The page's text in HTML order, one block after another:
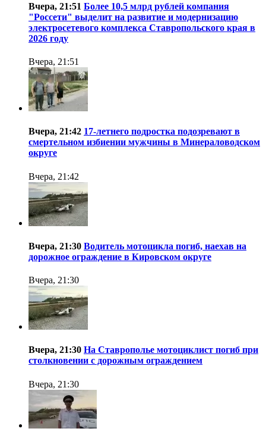
Вчера, 21:51 Более 10,5 млрд рублей компания
"Россети" выделит на развитие и модернизацию
электросетевого комплекса Ставропольского края в
2026 году
Вчера, 21:51
Вчера, 21:42 17-летнего подростка подозревают в
смертельном избиении мужчины в Минераловодском
округе
Вчера, 21:42
Вчера, 21:30 Водитель мотоцикла погиб, наехав на
дорожное ограждение в Кировском округе
Вчера, 21:30
Вчера, 21:30 На Ставрополье мотоциклист погиб при
столкновении с дорожным ограждением
Вчера, 21:30